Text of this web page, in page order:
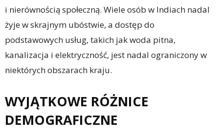
i nierównością społeczną. Wiele osób w Indiach nadal
żyje w skrajnym ubóstwie, a dostęp do
podstawowych usług, takich jak woda pitna,
kanalizacja i elektryczność, jest nadal ograniczony w
niektórych obszarach kraju.
WYJĄTKOWE RÓŻNICE
DEMOGRAFICZNE